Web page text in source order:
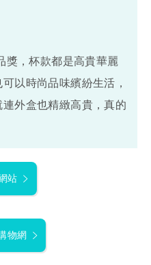
獎，杯款都是高貴華麗
以時尚品味繽紛生活，
外盒也精緻高貴，真的
站
物網